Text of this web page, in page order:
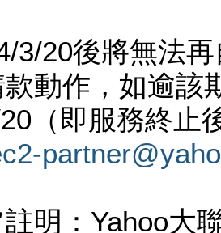
3/20後將無法
動作，如逾該
（即服務終止
明：Yahoo大